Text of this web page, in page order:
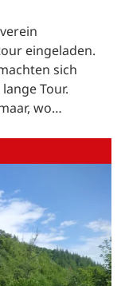
eingeladen.
sich
Tour.
wo…